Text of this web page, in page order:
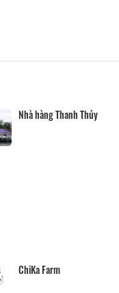
Nhà hàng Thanh Thủy
ChiKa Farm